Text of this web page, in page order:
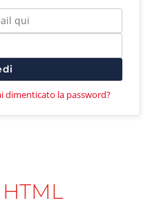
dimenticato la password?